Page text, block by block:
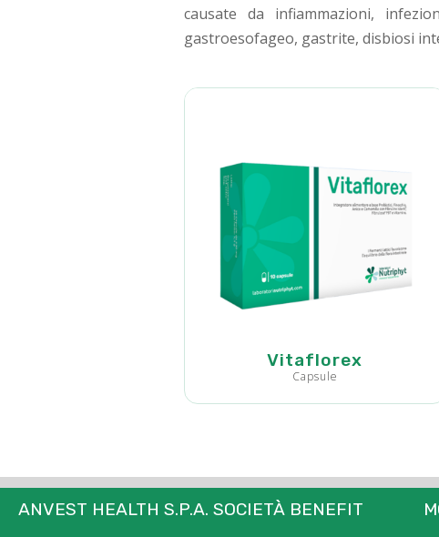
causate da infiammazioni,
gastroesofageo, gastrite, disbiosi
Vitaflorex
Capsule
ANVEST HEALTH S.P.A. SOCIETÀ BENEFIT